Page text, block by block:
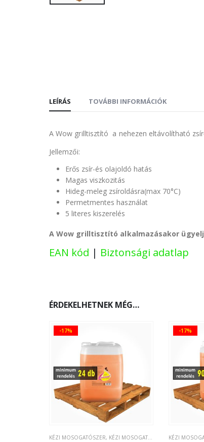
LEÍRÁS TOVÁBBI INFORMÁCIÓK
A Wow grilltisztító a nehezen eltávolítható
Jellemzői:
Erős zsír-és olajoldó hatás
Magas viszkozitás
Hideg-meleg zsíroldásra(max 70°C)
Permetmentes használat
5 literes kiszerelés
A Wow grilltisztító alkalmazásakor
EAN kód | Biztonsági adatlap
ÉRDEKELHETNEK MÉG…
-17%
KÉZI MOSOGATÓSZER, KÉZI MOSOGATÁS
-17%
KÉZI